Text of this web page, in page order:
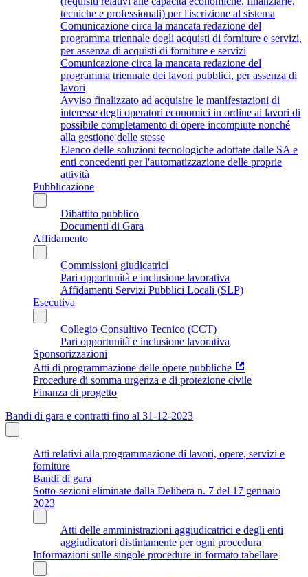
tecniche e professionali) per l'iscrizione al sistema
Comunicazione circa la mancata redazione del
programma triennale degli acquisti di forniture e servizi,
per assenza di acquisti di forniture e servizi
Comunicazione circa la mancata redazione del
programma triennale dei lavori pubblici, per assenza di
lavori
Avviso finalizzato ad acquisire le manifestazioni di
interesse degli operatori economici in ordine ai lavori di
possibile completamento di opere incompiute nonché
alla gestione delle stesse
Elenco delle soluzioni tecnologiche adottate dalle SA e
enti concedenti per l'automatizzazione delle proprie
attività
Pubblicazione
Dibattito pubblico
Documenti di Gara
Affidamento
Commissioni giudicatrici
Pari opportunità e inclusione lavorativa
Affidamenti Servizi Pubblici Locali (SLP)
Esecutiva
Collegio Consultivo Tecnico (CCT)
Pari opportunità e inclusione lavorativa
Sponsorizzazioni
Atti di programmazione delle opere pubbliche
Procedure di somma urgenza e di protezione civile
Finanza di progetto
Bandi di gara e contratti fino al 31-12-2023
Atti relativi alla programmazione di lavori, opere, servizi e
forniture
Bandi di gara
Sotto-sezioni eliminate dalla Delibera n. 7 del 17 gennaio
2023
Atti delle amministrazioni aggiudicatrici e degli enti
aggiudicatori distintamente per ogni procedura
Informazioni sulle singole procedure in formato tabellare